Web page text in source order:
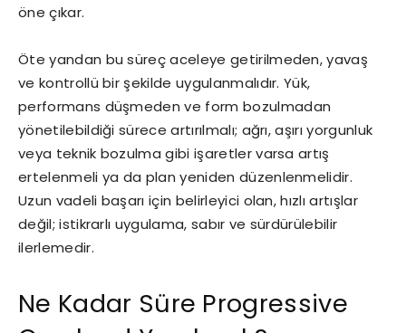
öne çıkar.
Öte yandan bu süreç aceleye getirilmeden, yavaş
ve kontrollü bir şekilde uygulanmalıdır. Yük,
performans düşmeden ve form bozulmadan
yönetilebildiği sürece artırılmalı; ağrı, aşırı yorgunluk
veya teknik bozulma gibi işaretler varsa artış
ertelenmeli ya da plan yeniden düzenlenmelidir.
Uzun vadeli başarı için belirleyici olan, hızlı artışlar
değil; istikrarlı uygulama, sabır ve sürdürülebilir
ilerlemedir.
Ne Kadar Süre Progressive